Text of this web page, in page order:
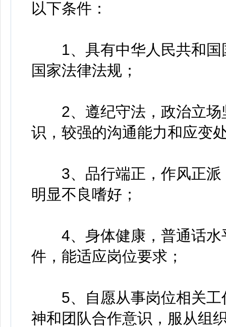
以下条件：
1、具有中华人民共和国
国家法律法规；
2、遵纪守法，政治立场
识，较强的沟通能力和应变
3、品行端正，作风正派
明显不良嗜好；
4、身体健康，普通话水
件，能适应岗位要求；
5、自愿从事岗位相关工
神和团队合作意识，服从组